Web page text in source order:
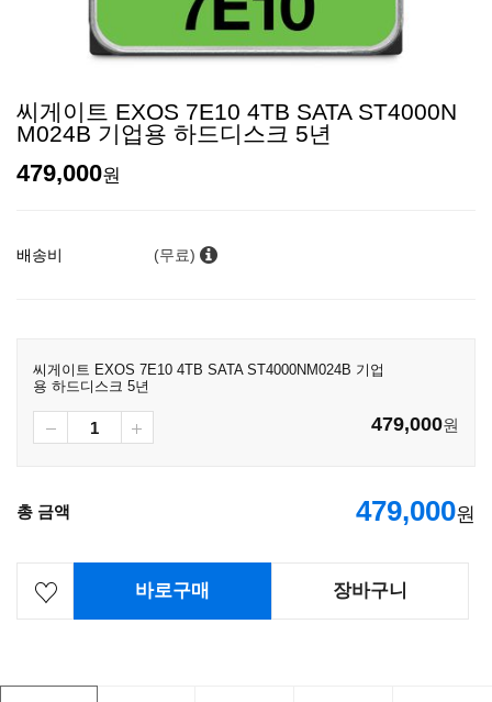
씨게이트 EXOS 7E10 4TB SATA ST4000N
M024B 기업용 하드디스크 5년
479,000원
배송비 (무료)
씨게이트 EXOS 7E10 4TB SATA ST4000NM024B 기업
용 하드디스크 5년
479,000원
총 금액 479,000원
바로구매 장바구니